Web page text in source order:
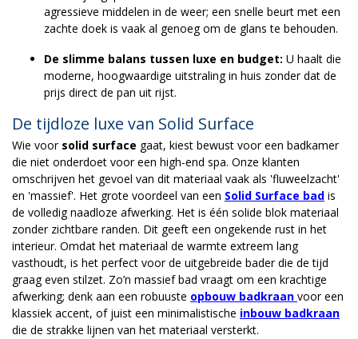
agressieve middelen in de weer; een snelle beurt met een
zachte doek is vaak al genoeg om de glans te behouden.
De slimme balans tussen luxe en budget: U haalt die
moderne, hoogwaardige uitstraling in huis zonder dat de
prijs direct de pan uit rijst.
De tijdloze luxe van Solid Surface
Wie voorsolid surface gaat, kiest bewust voor een badkamer
die niet onderdoet voor een high-end spa. Onze klanten
omschrijven het gevoel van dit materiaal vaak als 'fluweelzacht'
en 'massief'. Het grote voordeel van een Solid Surface bad is
de volledig naadloze afwerking. Het is één solide blok materiaal
zonder zichtbare randen. Dit geeft een ongekende rust in het
interieur. Omdat het materiaal de warmte extreem lang
vasthoudt, is het perfect voor de uitgebreide bader die de tijd
graag even stilzet. Zo’n massief bad vraagt om een krachtige
afwerking; denk aan een robuuste opbouw badkraan voor een
klassiek accent, of juist een minimalistische inbouw badkraan
die de strakke lijnen van het materiaal versterkt.